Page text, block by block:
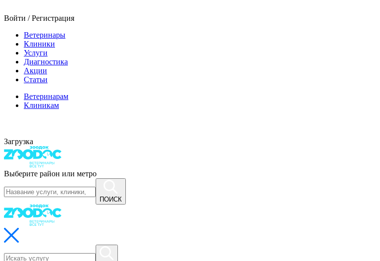
Войти / Регистрация
Ветеринары
Клиники
Услуги
Диагностика
Акции
Статьи
Ветеринарам
Клиникам
Загрузка
Выберите район или метро
ПОИСК